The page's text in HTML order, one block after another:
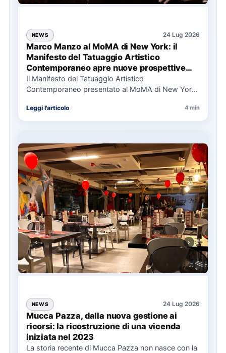
NEWS 24 Lug 2026
Marco Manzo al MoMA di New York: il
Manifesto del Tatuaggio Artistico
Contemporaneo apre nuove prospettive
per il collezionismo
Il Manifesto del Tatuaggio Artistico
Contemporaneo presentato al MoMA di New York
Leggi l'articolo 4 min
NEWS 24 Lug 2026
Mucca Pazza, dalla nuova gestione ai
ricorsi: la ricostruzione di una vicenda
iniziata nel 2023
La storia recente di Mucca Pazza non nasce con la